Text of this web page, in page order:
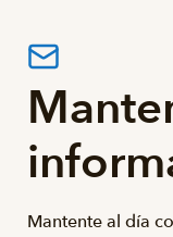
Mantente al día